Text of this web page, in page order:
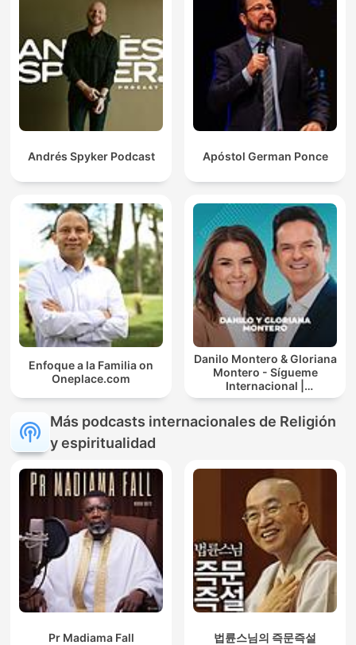
Andrés Spyker Podcast Apóstol German Ponce
Enfoque a la Familia on
Oneplace.com
Danilo Montero & Gloriana
Montero - Sígueme
Internacional |
Predicaciones Cristianas
Más podcasts internacionales de Religión
y espiritualidad
Pr Madiama Fall 법륜스님의 즉문즉설